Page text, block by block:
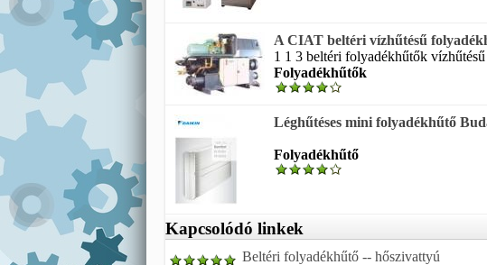
A CIAT beltéri vízhűtésű
1 1 3 beltéri folyadékhűtők
Folyadékhűtők
Léghűtéses mini folyadékhűtő
Folyadékhűtő
Kapcsolódó linkek
Beltéri folyadékhűtő -- hőszivattyú